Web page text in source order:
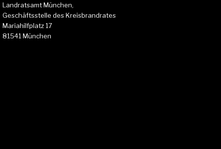
Landratsamt München,
Geschäftsstelle des Kreisbrandrates
Mariahilfplatz 17
81541 München